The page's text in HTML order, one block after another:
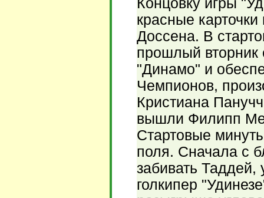
красные
Доссена. В
прошлый вторник
"Динамо" и
Чемпионов,
Кристиана
вышли Филипп
Стартовые
поля. Сначала с
забивать Таддей,
голкипер